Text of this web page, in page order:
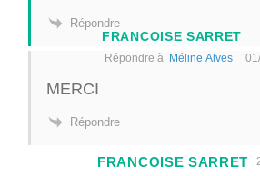
Répondre
FRANCOISE SARRET
Répondre à Méline Alves
MERCI
Répondre
FRANCOISE SARRET